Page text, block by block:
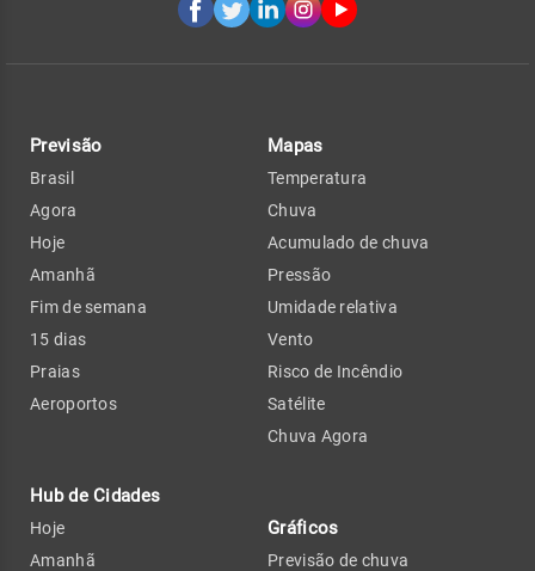
Previsão
Brasil
Agora
Hoje
Amanhã
Fim de semana
15 dias
Praias
Aeroportos
Hub de Cidades
Hoje
Amanhã
Mapas
Temperatura
Chuva
Acumulado de chuva
Pressão
Umidade relativa
Vento
Risco de Incêndio
Satélite
Chuva Agora
Gráficos
Previsão de chuva